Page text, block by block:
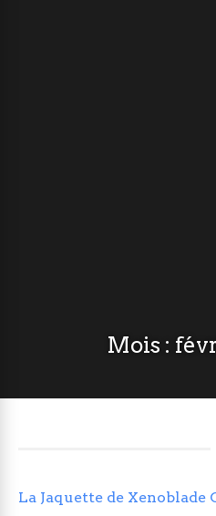
Mois :
La Jaquette de Xenoblade